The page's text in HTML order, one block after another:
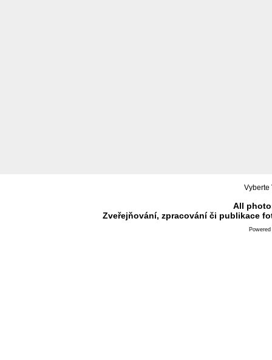
Vyberte
All
Zveřejňování, zpracování či publikace